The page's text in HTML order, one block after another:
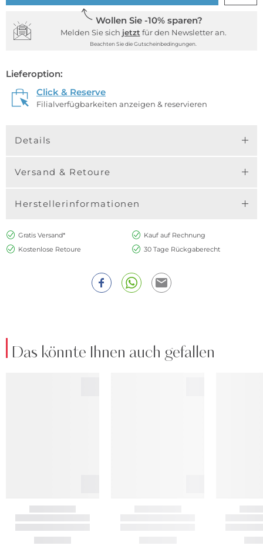
Wollen Sie -10% sparen?
Melden Sie sich jetzt für den Newsletter an.
Beachten Sie die Gutscheinbedingungen.
Lieferoption:
Click & Reserve
Filialverfügbarkeiten anzeigen & reservieren
Details
Versand & Retoure
Herstellerinformationen
Gratis Versand*
Kauf auf Rechnung
Kostenlose Retoure
30 Tage Rückgaberecht
Das könnte Ihnen auch gefallen